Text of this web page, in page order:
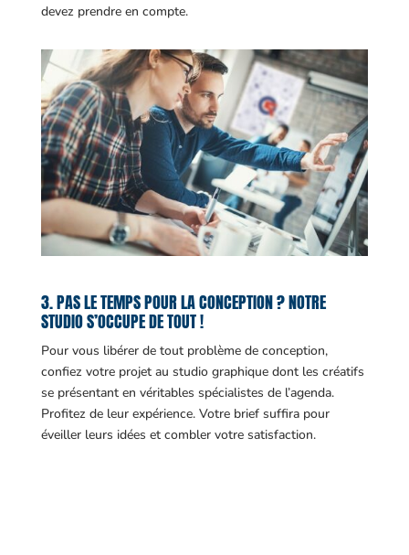
devez prendre en compte.
3. PAS LE TEMPS POUR LA CONCEPTION ? NOTRE
STUDIO S’OCCUPE DE TOUT !
Pour vous libérer de tout problème de conception,
confiez votre projet au studio graphique dont les créatifs
se présentant en véritables spécialistes de l’agenda.
Profitez de leur expérience. Votre brief suffira pour
éveiller leurs idées et combler votre satisfaction.